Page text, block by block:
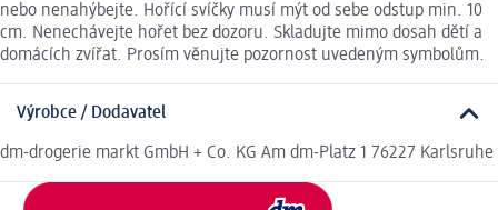
nebo nenahýbejte. Hořící svíčky musí mýt od sebe odstup min. 10
cm. Nenechávejte hořet bez dozoru. Skladujte mimo dosah dětí a
domácích zvířat. Prosím věnujte pozornost uvedeným symbolům.
Výrobce / Dodavatel
dm-drogerie markt GmbH + Co. KG Am dm-Platz 1 76227 Karlsruhe